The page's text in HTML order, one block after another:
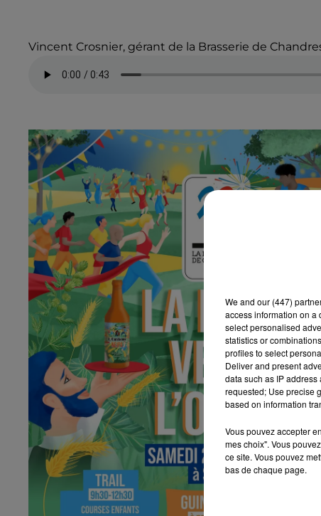
Vincent Crosnier, gérant de la Brasserie de
We and our (447)
access information on a
select personalised
statistics or
profiles to select
Deliver and present
data such as IP
requested; Use precise
based on information
Vous pouvez accepter
mes choix". Vous
ce site. Vous pouvez
bas de chaque page.